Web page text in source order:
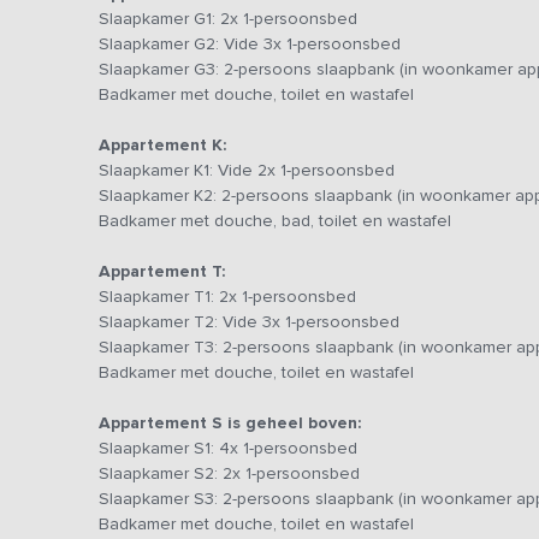
In de zomermaanden kun je zwemmen in de Vecht. Het
de boules baan, voetbaltafel, sjoelbak en een
sloep behoort tot de mogelijkheden (je kunt ook zelf
De ligging van de accommodatie maakt het mogelijk
stad? Binnen een half uur ben je in Amsterdam, Utrecht
een weekend weg met familie of vrienden.
Bijzonderheden:
Dit vakantieadres is zowel voor kleine als grotere
betreft hetzelfde vakantieadres met dezelfde foto's &
Slaapkamer G1: 2x 1-persoonsbed
Slaapkamer G2: Vide 3x 1-persoonsbed
Slaapkamer G3: 2-persoons slaapbank (in woonkamer
Badkamer met douche, toilet en wastafel
Appartement K:
Slaapkamer K1: Vide 2x 1-persoonsbed
Slaapkamer K2: 2-persoons slaapbank (in woonkamer
Badkamer met douche, bad, toilet en wastafel
Appartement T:
Slaapkamer T1: 2x 1-persoonsbed
Slaapkamer T2: Vide 3x 1-persoonsbed
Slaapkamer T3: 2-persoons slaapbank (in woonkamer
Badkamer met douche, toilet en wastafel
Appartement S is geheel boven:
Slaapkamer S1: 4x 1-persoonsbed
Slaapkamer S2: 2x 1-persoonsbed
Slaapkamer S3: 2-persoons slaapbank (in woonkamer
Badkamer met douche, toilet en wastafel